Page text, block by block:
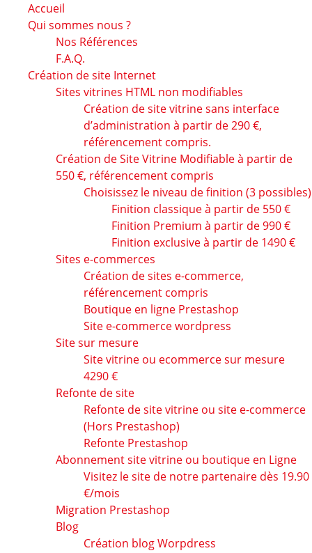
Accueil
Qui sommes nous ?
Nos Références
F.A.Q.
Création de site Internet
Sites vitrines HTML non modifiables
Création de site vitrine sans interface
d’administration à partir de 290 €,
référencement compris.
Création de Site Vitrine Modifiable à partir de
550 €, référencement compris
Choisissez le niveau de finition (3 possibles)
Finition classique à partir de 550 €
Finition Premium à partir de 990 €
Finition exclusive à partir de 1490 €
Sites e-commerces
Création de sites e-commerce,
référencement compris
Boutique en ligne Prestashop
Site e-commerce wordpress
Site sur mesure
Site vitrine ou ecommerce sur mesure
4290 €
Refonte de site
Refonte de site vitrine ou site e-commerce
(Hors Prestashop)
Refonte Prestashop
Abonnement site vitrine ou boutique en Ligne
Visitez le site de notre partenaire dès 19.90
€/mois
Migration Prestashop
Blog
Création blog Worpdress